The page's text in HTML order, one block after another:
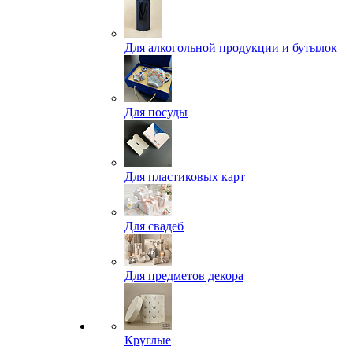
Для алкогольной продукции и бутылок
Для посуды
Для пластиковых карт
Для свадеб
Для предметов декора
Круглые